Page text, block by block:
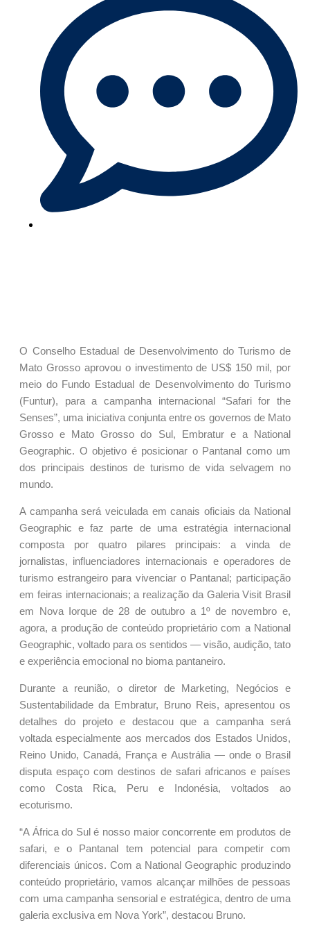
O Conselho Estadual de Desenvolvimento do Turismo de
Mato Grosso aprovou o investimento de US$ 150 mil, por
meio do Fundo Estadual de Desenvolvimento do Turismo
(Funtur), para a campanha internacional “Safari for the
Senses”, uma iniciativa conjunta entre os governos de Mato
Grosso e Mato Grosso do Sul, Embratur e a National
Geographic. O objetivo é posicionar o Pantanal como um
dos principais destinos de turismo de vida selvagem no
mundo.
A campanha será veiculada em canais oficiais da National
Geographic e faz parte de uma estratégia internacional
composta por quatro pilares principais: a vinda de
jornalistas, influenciadores internacionais e operadores de
turismo estrangeiro para vivenciar o Pantanal; participação
em feiras internacionais; a realização da Galeria Visit Brasil
em Nova Iorque de 28 de outubro a 1º de novembro e,
agora, a produção de conteúdo proprietário com a National
Geographic, voltado para os sentidos — visão, audição, tato
e experiência emocional no bioma pantaneiro.
Durante a reunião, o diretor de Marketing, Negócios e
Sustentabilidade da Embratur, Bruno Reis, apresentou os
detalhes do projeto e destacou que a campanha será
voltada especialmente aos mercados dos Estados Unidos,
Reino Unido, Canadá, França e Austrália — onde o Brasil
disputa espaço com destinos de safari africanos e países
como Costa Rica, Peru e Indonésia, voltados ao
ecoturismo.
“A África do Sul é nosso maior concorrente em produtos de
safari, e o Pantanal tem potencial para competir com
diferenciais únicos. Com a National Geographic produzindo
conteúdo proprietário, vamos alcançar milhões de pessoas
com uma campanha sensorial e estratégica, dentro de uma
galeria exclusiva em Nova York”, destacou Bruno.